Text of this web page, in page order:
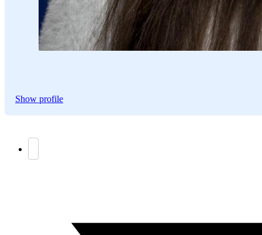
Show profile